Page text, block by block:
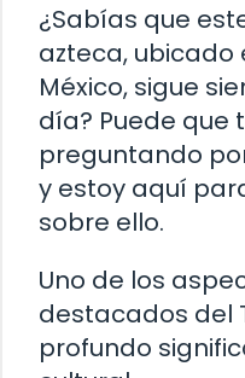
¿Sabías que
azteca, ubicado
México, sigue
día? Puede que
preguntando
y estoy aquí
sobre ello.
Uno de los
destacados del
profundo